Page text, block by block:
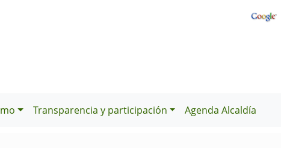
Transparencia y participación Agenda Alcaldía